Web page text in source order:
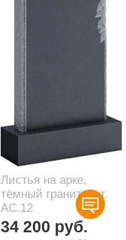
Листья на арке,
тёмный гранит, арт.
AC.12
34 200 руб.